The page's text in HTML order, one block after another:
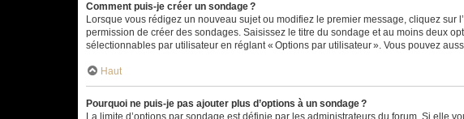
Comment puis-je créer un sondage ?
Lorsque vous rédigez un nouveau sujet ou modifiez le premier message, cliquez sur
permission de créer des sondages. Saisissez le titre du sondage et au moins deux
sélectionnables par utilisateur en réglant « Options par utilisateur ». Vous pouvez
Haut
Pourquoi ne puis-je pas ajouter plus d’options à un sondage ?
La limite d’options par sondage est définie par les administrateurs du forum. Si elle